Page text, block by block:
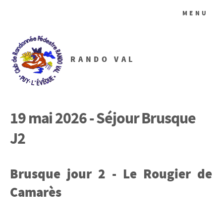
RANDO VAL
MENU
19 mai 2026 - Séjour Brusque
J2
Brusque jour 2 - Le Rougier de
Camarès